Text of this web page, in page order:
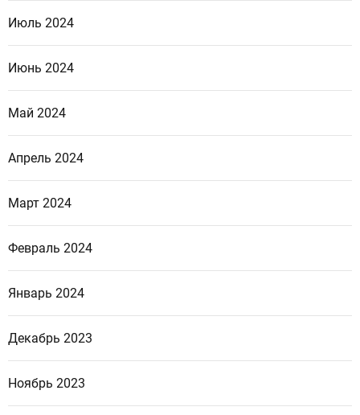
Июль 2024
Июнь 2024
Май 2024
Апрель 2024
Март 2024
Февраль 2024
Январь 2024
Декабрь 2023
Ноябрь 2023